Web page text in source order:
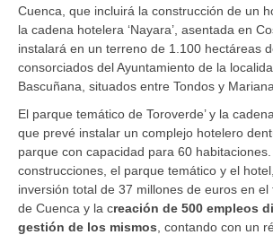
Cuenca, que incluirá la construcción de un
la cadena hotelera ‘Nayara’, asentada en
instalará en un terreno de 1.100 hectáreas
consorciados del Ayuntamiento de la
Bascuñana, situados entre Tondos y Mariana.
El parque temático de Toroverde’ y la
que prevé instalar un complejo hotelero
parque con capacidad para 60
construcciones, el parque temático y el
inversión total de 37 millones de euros en
de Cuenca y la creación de 500 empleos
gestión de los mismos , contando con un